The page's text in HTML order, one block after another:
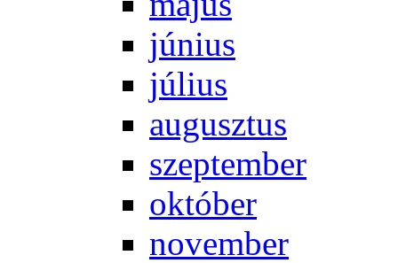
jú­ni­us
jú­li­us
au­gusz­tus
szep­tem­ber
ok­tó­ber
no­vem­ber